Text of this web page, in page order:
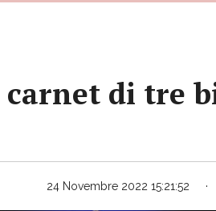
di tre
24 Novembre 2022 15:21:52